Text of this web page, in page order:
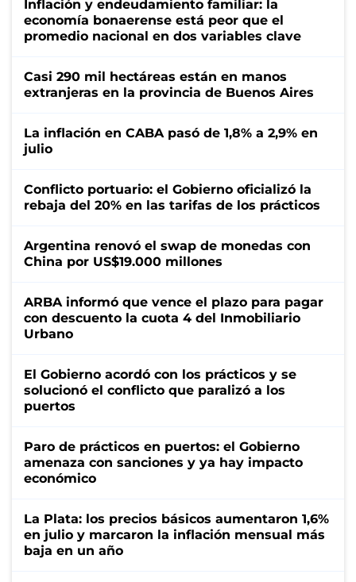
Inflación y endeudamiento familiar: la
economía bonaerense está peor que el
promedio nacional en dos variables clave
Casi 290 mil hectáreas están en manos
extranjeras en la provincia de Buenos Aires
La inflación en CABA pasó de 1,8% a 2,9% en
julio
Conflicto portuario: el Gobierno oficializó la
rebaja del 20% en las tarifas de los prácticos
Argentina renovó el swap de monedas con
China por US$19.000 millones
ARBA informó que vence el plazo para pagar
con descuento la cuota 4 del Inmobiliario
Urbano
El Gobierno acordó con los prácticos y se
solucionó el conflicto que paralizó a los
puertos
Paro de prácticos en puertos: el Gobierno
amenaza con sanciones y ya hay impacto
económico
La Plata: los precios básicos aumentaron 1,6%
en julio y marcaron la inflación mensual más
baja en un año